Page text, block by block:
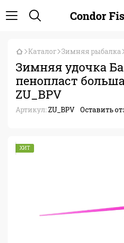
Condor
Каталог Зимняя рыбалка
Зимняя удочка
пенопласт
ZU_BPV
Артикул:ZU_BPV Оставить
ХИТ